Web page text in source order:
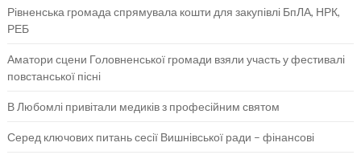
Рівненська громада спрямувала кошти для закупівлі БпЛА, НРК,
РЕБ
Аматори сцени Головненської громади взяли участь у фестивалі
повстанської пісні
В Любомлі привітали медиків з професійним святом
Серед ключових питань сесії Вишнівської ради – фінансові